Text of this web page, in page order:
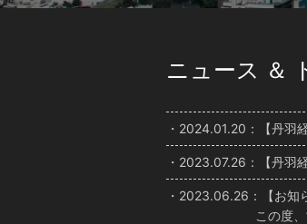
ニュース ＆
・2024.01.20：【丹羽
・2023.07.26：【丹
・2023.06.26：【お知
この度、司法の場